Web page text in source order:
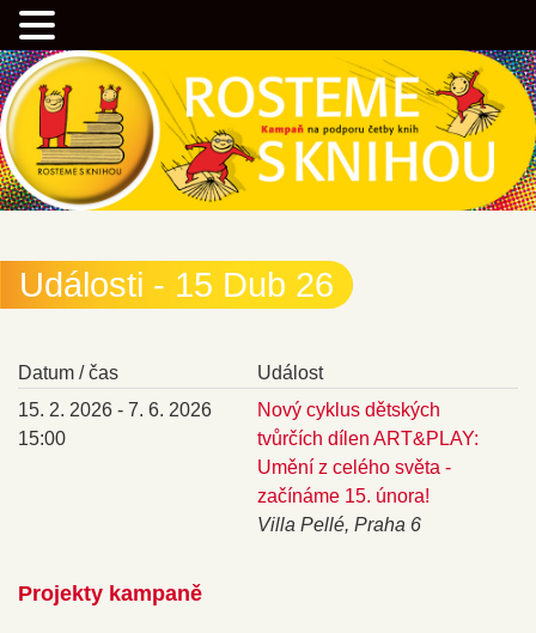
Přejít
k
hlavnímu
obsahu
webu
Rostemesknihou.cz
Kampaň na podporu četby knih
Události - 15 Dub 26
Datum / čas
Událost
15. 2. 2026 - 7. 6. 2026
15:00
Nový cyklus dětských
tvůrčích dílen ART&PLAY:
Umění z celého světa -
začínáme 15. února!
Villa Pellé, Praha 6
Projekty kampaně